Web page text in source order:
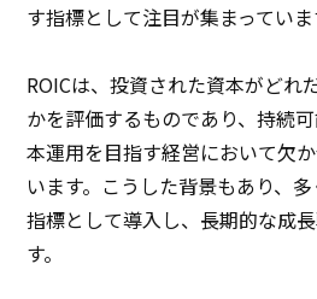
す指標として注目が集まっていま
ROICは、投資された資本がどれ
かを評価するものであり、持続
本運用を目指す経営において欠
います。こうした背景もあり、
指標として導入し、長期的な成
す。